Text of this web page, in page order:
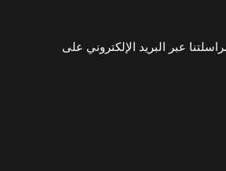
عبر البريد الإلكتروني على